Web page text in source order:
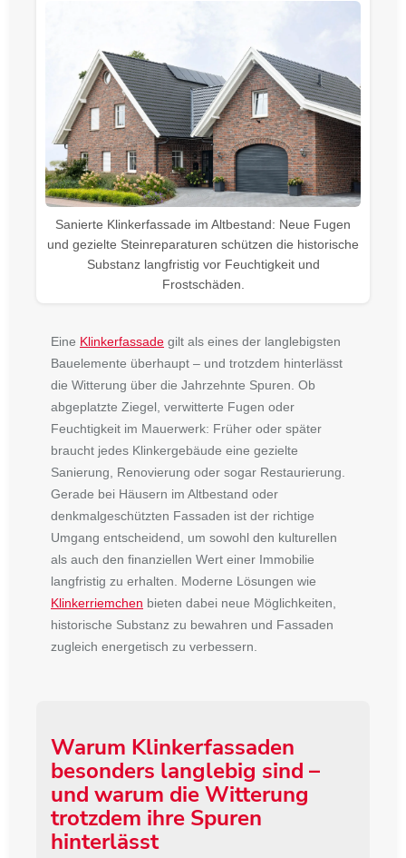
Sanierte Klinkerfassade im Altbestand: Neue Fugen
und gezielte Steinreparaturen schützen die historische
Substanz langfristig vor Feuchtigkeit und
Frostschäden.
Eine Klinkerfassade gilt als eines der langlebigsten
Bauelemente überhaupt – und trotzdem hinterlässt
die Witterung über die Jahrzehnte Spuren. Ob
abgeplatzte Ziegel, verwitterte Fugen oder
Feuchtigkeit im Mauerwerk: Früher oder später
braucht jedes Klinkergebäude eine gezielte
Sanierung, Renovierung oder sogar Restaurierung.
Gerade bei Häusern im Altbestand oder
denkmalgeschützten Fassaden ist der richtige
Umgang entscheidend, um sowohl den kulturellen
als auch den finanziellen Wert einer Immobilie
langfristig zu erhalten. Moderne Lösungen wie
Klinkerriemchen bieten dabei neue Möglichkeiten,
historische Substanz zu bewahren und Fassaden
zugleich energetisch zu verbessern.
Warum Klinkerfassaden
besonders langlebig sind –
und warum die Witterung
trotzdem ihre Spuren
hinterlässt